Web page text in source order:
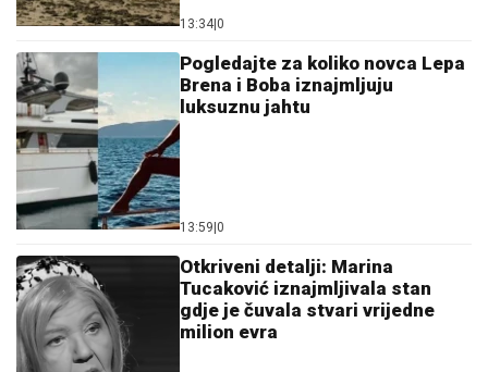
13:34 0
Pogledajte za koliko novca Lepa
Brena i Boba iznajmljuju
luksuznu jahtu
13:59 0
Otkriveni detalji: Marina
Tucaković iznajmljivala stan
gdje je čuvala stvari vrijedne
milion evra